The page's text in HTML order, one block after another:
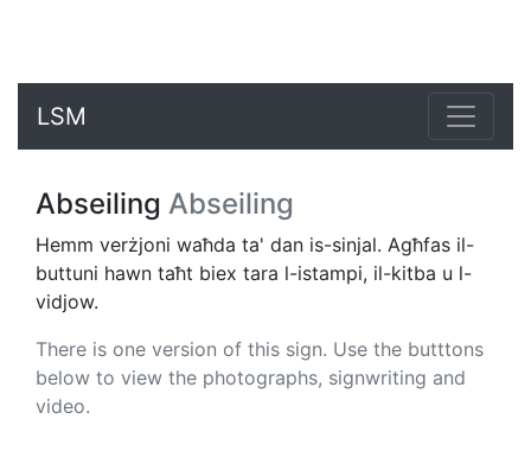
LSM
Abseiling Abseiling
Hemm verżjoni waħda ta' dan is-sinjal. Agħfas il-
buttuni hawn taħt biex tara l-istampi, il-kitba u l-
vidjow.
There is one version of this sign. Use the butttons
below to view the photographs, signwriting and
video.